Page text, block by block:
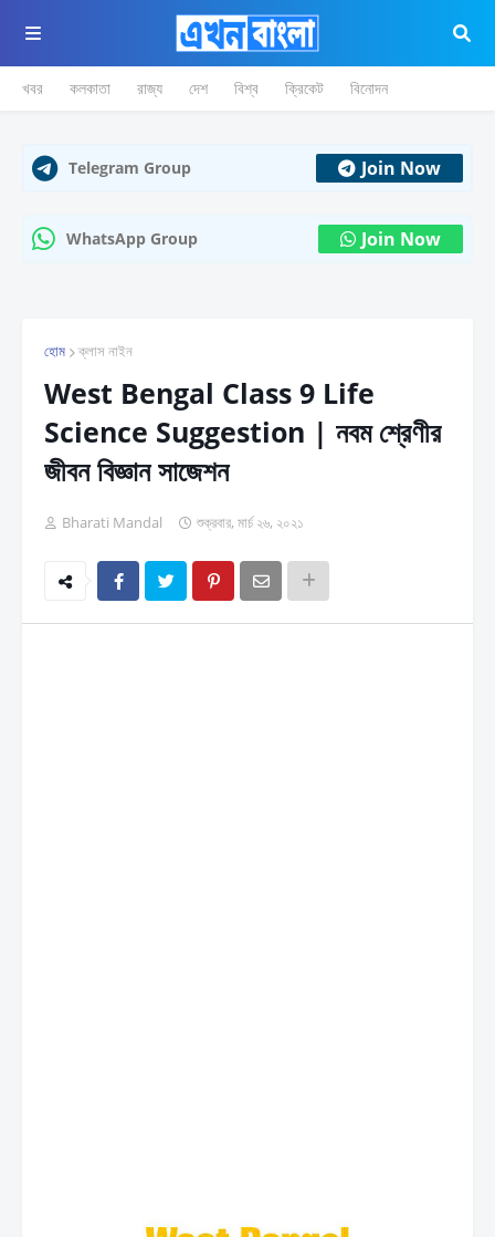
খবর কলকাতা রাজ্য দেশ বিশ্ব ক্রিকেট বিনোদন
Telegram Group Join Now
WhatsApp Group Join Now
হোম ক্লাস নাইন
West Bengal Class 9 Life
Science Suggestion | নবম শ্রেণীর
জীবন বিজ্ঞান সাজেশন
Bharati Mandal শুক্রবার, মার্চ ২৬, ২০২১